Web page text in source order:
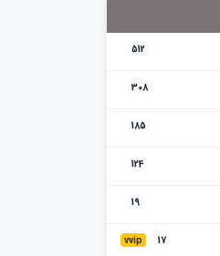
512
308
185
124
19
vvip 17